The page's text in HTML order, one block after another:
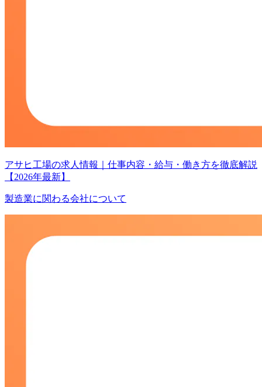
アサヒ工場の求人情報｜仕事内容・給与・働き方を徹底解説
【2026年最新】
製造業に関わる会社について